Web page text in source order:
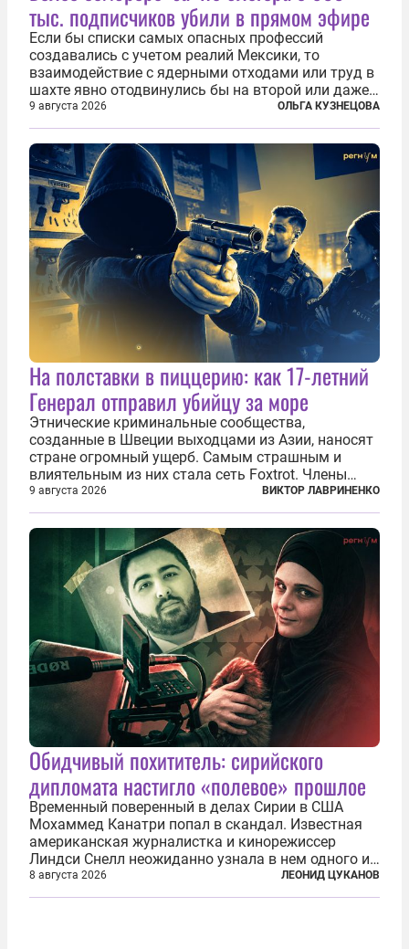
тыс. подписчиков убили в прямом эфире
Если бы списки самых опасных профессий
создавались с учетом реалий Мексики, то
взаимодействие с ядерными отходами или труд в
шахте явно отодвинулись бы на второй или даже
третий план. А вот блогерам, журналистам и
музыкантам пришлось бы выйти вперед. В
Кульякане, столице штата Синалоа, прямо во...
9 августа 2026 ОЛЬГА КУЗНЕЦОВА
На полставки в пиццерию: как 17-летний
Генерал отправил убийцу за море
Этнические криминальные сообщества,
созданные в Швеции выходцами из Азии, наносят
стране огромный ущерб. Самым страшным и
влиятельным из них стала сеть Foxtrot. Члены
этой сети не только убивают и грабят шведов,
подсаживают их на наркотики, но и совершают
нечто еще даже более страшное — массово...
9 августа 2026 ВИКТОР ЛАВРИНЕНКО
Обидчивый похититель: сирийского
дипломата настигло «полевое» прошлое
Временный поверенный в делах Сирии в США
Мохаммед Канатри попал в скандал. Известная
американская журналистка и кинорежиссер
Линдси Снелл неожиданно узнала в нем одного из
бандитов, похитивших ее в сирийском Алеппо в
2016 году. Журналистка убеждена, что Канатри, в
8 августа 2026 ЛЕОНИД ЦУКАНОВ